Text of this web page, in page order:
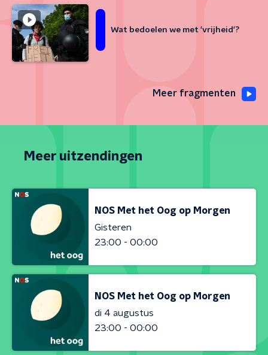
Wat bedoelen we met 'vrijheid'?
Meer fragmenten
Meer uitzendingen
NOS Met het Oog op Morgen
Gisteren
23:00 - 00:00
NOS Met het Oog op Morgen
di 4 augustus
23:00 - 00:00